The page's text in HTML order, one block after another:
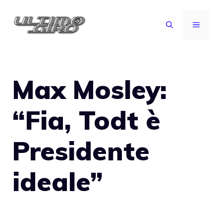
MENU
Max Mosley:
“Fia, Todt è
Presidente
ideale”